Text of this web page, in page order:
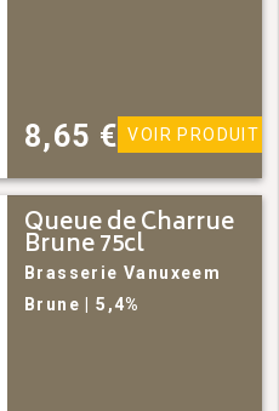
8,65 € VOIR PRODUIT
Queue de Charrue
Brune 75cl
Brasserie Vanuxeem
Brune
| 5,4%